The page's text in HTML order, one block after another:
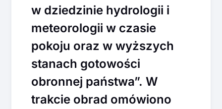
w dziedzinie hydrologii i
meteorologii w czasie
pokoju oraz w wyższych
stanach gotowości
obronnej państwa”. W
trakcie obrad omówiono